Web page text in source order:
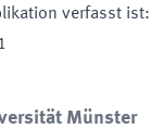
verfasst ist:
Münster